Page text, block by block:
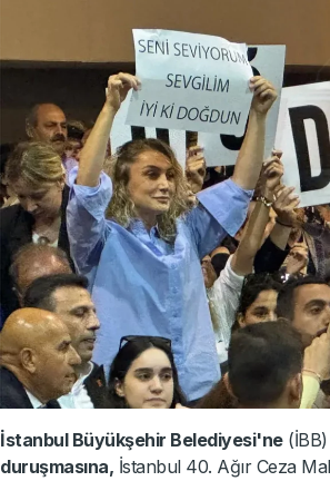
İstanbul Büyükşehir Belediyesi'ne(İBB)
duruşmasına, İstanbul 40. Ağır Ceza